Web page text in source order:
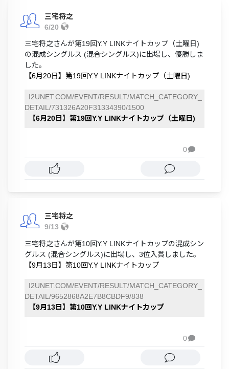
三宅将之
6/20
三宅将之さんが第19回Y.Y LINKナイトカップ（土曜日)
の混成シングルス (混合シングルス)に出場し、優勝しま
した。
【6月20日】第19回Y.Y LINKナイトカップ（土曜日)
I2UNET.COM/EVENT/RESULT/MATCH_CATEGORY_
DETAIL/731326A20F31334390/1500
【6月20日】第19回Y.Y LINKナイトカップ（土曜日)
0
三宅将之
9/13
三宅将之さんが第10回Y.Y LINKナイトカップの混成シン
グルス (混合シングルス)に出場し、3位入賞しました。
【9月13日】第10回Y.Y LINKナイトカップ
I2UNET.COM/EVENT/RESULT/MATCH_CATEGORY_
DETAIL/9652868A2E7B8CBDF9/838
【9月13日】第10回Y.Y LINKナイトカップ
0